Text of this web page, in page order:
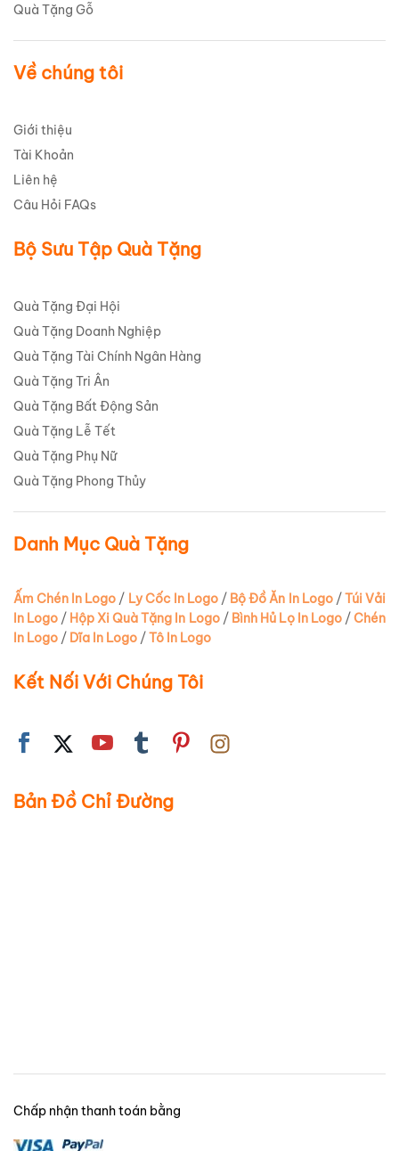
Quà Tặng Gỗ
Về chúng tôi
Giới thiệu
Tài Khoản
Liên hệ
Câu Hỏi FAQs
Bộ Sưu Tập Quà Tặng
Quà Tặng Đại Hội
Quà Tặng Doanh Nghiệp
Quà Tặng Tài Chính Ngân Hàng
Quà Tặng Tri Ân
Quà Tặng Bất Động Sản
Quà Tặng Lễ Tết
Quà Tặng Phụ Nữ
Quà Tặng Phong Thủy
Danh Mục Quà Tặng
Ấm Chén In Logo / Ly Cốc In Logo/ Bộ Đồ Ăn In Logo/Túi Vải
In Logo / Hộp Xi Quà Tặng In Logo/ Bình Hủ Lọ In Logo/Chén
In Logo / Dĩa In Logo /Tô In Logo
Kết Nối Với Chúng Tôi
Bản Đồ Chỉ Đường
Chấp nhận thanh toán bằng